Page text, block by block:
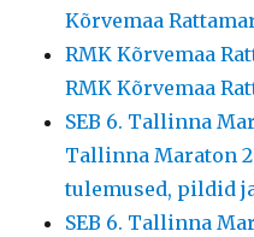
Kõrvemaa
RMK Kõrvemaa
RMK Kõrvemaa
SEB 6. Tallinna
Tallinna Maraton
tulemused, pildid
SEB 6. Tallinna